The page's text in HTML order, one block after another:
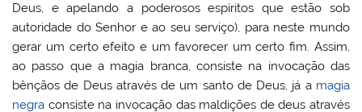
Deus, e apelando a poderosos espíritos que estão sob
autoridade do Senhor e ao seu serviço), para neste mundo
gerar um certo efeito e um favorecer um certo fim. Assim,
ao passo que a magia branca, consiste na invocação das
bênçãos de Deus através de um santo de Deus, já a magia
negra consiste na invocação das maldições de deus através